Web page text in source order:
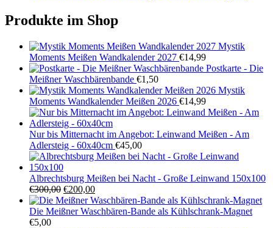
Produkte im Shop
Mystik
Moments Meißen Wandkalender 2027 €14,99
Postkarte - Die
Meißner Waschbärenbande €1,50
Mystik
Moments Wandkalender Meißen 2026 €14,99
Nur bis Mitternacht im Angebot: Leinwand Meißen - Am
Adlersteig - 60x40cm €45,00
Albrechtsburg Meißen bei Nacht - Große Leinwand 150x100
€300,00 Ursprünglicher
Preis
war:
€200,00Aktueller
Preis
ist:
Die Meißner Waschbären-Bande als Kühlschrank-Magnet
€5,00